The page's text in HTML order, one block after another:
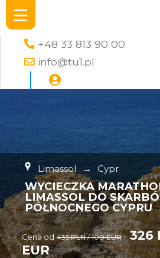
+48 33 813 90 00
info@tu1.pl
Limassol → Cypr
WYCIECZKA
LIMASSOL DO
PÓŁNOCNEGO CYPRU
Cena od 435 PLN / 100 EUR
326
EUR